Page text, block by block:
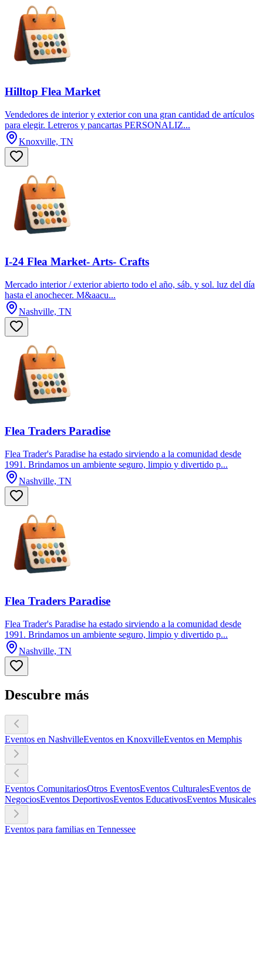
Hilltop Flea Market
Vendedores de interior y exterior con una gran cantidad de artículos
para elegir. Letreros y pancartas PERSONALIZ...
Knoxville, TN
I-24 Flea Market- Arts- Crafts
Mercado interior / exterior abierto todo el año, sáb. y sol. luz del día
hasta el anochecer. M&aacu...
Nashville, TN
Flea Traders Paradise
Flea Trader's Paradise ha estado sirviendo a la comunidad desde
1991. Brindamos un ambiente seguro, limpio y divertido p...
Nashville, TN
Flea Traders Paradise
Flea Trader's Paradise ha estado sirviendo a la comunidad desde
1991. Brindamos un ambiente seguro, limpio y divertido p...
Nashville, TN
Descubre más
Eventos en NashvilleEventos en KnoxvilleEventos en Memphis
Eventos ComunitariosOtros EventosEventos CulturalesEventos de
NegociosEventos DeportivosEventos EducativosEventos Musicales
Eventos para familias en Tennessee